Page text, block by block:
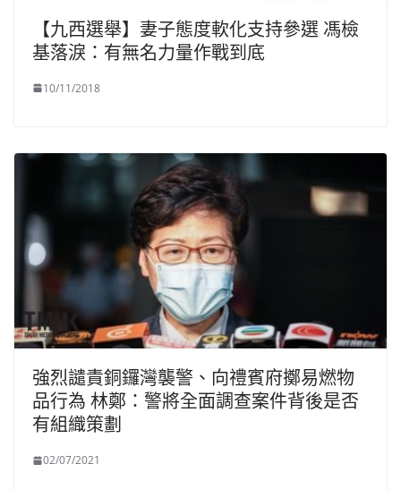
【九西選舉】妻子態度軟化支持參選 馮檢
基落淚：有無名力量作戰到底
10/11/2018
強烈譴責銅鑼灣襲警、向禮賓府擲易燃物
品行為 林鄭：警將全面調查案件背後是否
有組織策劃
02/07/2021